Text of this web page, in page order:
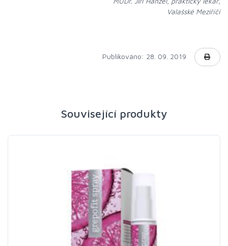
Valašské Meziříčí
Publikováno: 28. 09. 2019
Související produkty